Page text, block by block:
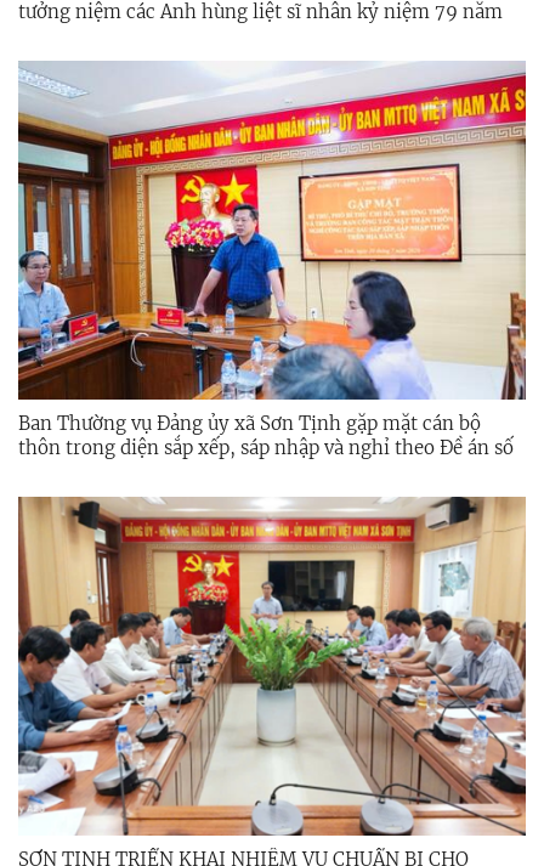
tưởng niệm các Anh hùng liệt sĩ nhân kỷ niệm 79 năm
Ban Thường vụ Đảng ủy xã Sơn Tịnh gặp mặt cán bộ
thôn trong diện sắp xếp, sáp nhập và nghỉ theo Đề án số
SƠN TỊNH TRIỂN KHAI NHIỆM VỤ CHUẨN BỊ CHO